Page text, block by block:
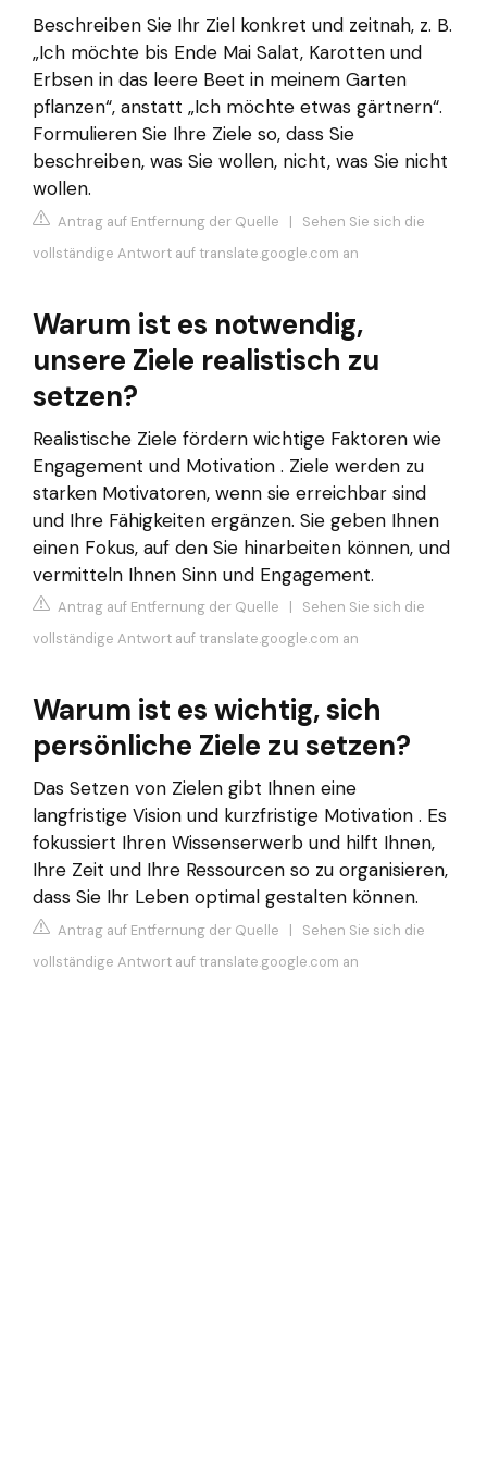
Beschreiben Sie Ihr Ziel konkret und zeitnah, z. B.
„Ich möchte bis Ende Mai Salat, Karotten und
Erbsen in das leere Beet in meinem Garten
pflanzen“, anstatt „Ich möchte etwas gärtnern“.
Formulieren Sie Ihre Ziele so, dass Sie
beschreiben, was Sie wollen, nicht, was Sie nicht
wollen.
Antrag auf Entfernung der Quelle | Sehen Sie sich die
vollständige Antwort auf translate.google.com an
Warum ist es notwendig,
unsere Ziele realistisch zu
setzen?
Realistische Ziele fördern wichtige Faktoren wie
Engagement und Motivation . Ziele werden zu
starken Motivatoren, wenn sie erreichbar sind
und Ihre Fähigkeiten ergänzen. Sie geben Ihnen
einen Fokus, auf den Sie hinarbeiten können, und
vermitteln Ihnen Sinn und Engagement.
Antrag auf Entfernung der Quelle | Sehen Sie sich die
vollständige Antwort auf translate.google.com an
Warum ist es wichtig, sich
persönliche Ziele zu setzen?
Das Setzen von Zielen gibt Ihnen eine
langfristige Vision und kurzfristige Motivation . Es
fokussiert Ihren Wissenserwerb und hilft Ihnen,
Ihre Zeit und Ihre Ressourcen so zu organisieren,
dass Sie Ihr Leben optimal gestalten können.
Antrag auf Entfernung der Quelle | Sehen Sie sich die
vollständige Antwort auf translate.google.com an